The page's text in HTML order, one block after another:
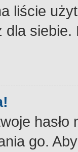
liście
dla
go.